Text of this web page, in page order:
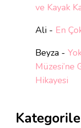
ve Kayak
Ali - En
Beyza -
Müzesi’ne
Hikayesi